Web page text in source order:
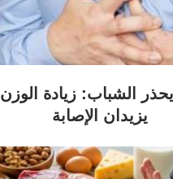
الشباب: زيادة الوزن
يزيدان الإصابة